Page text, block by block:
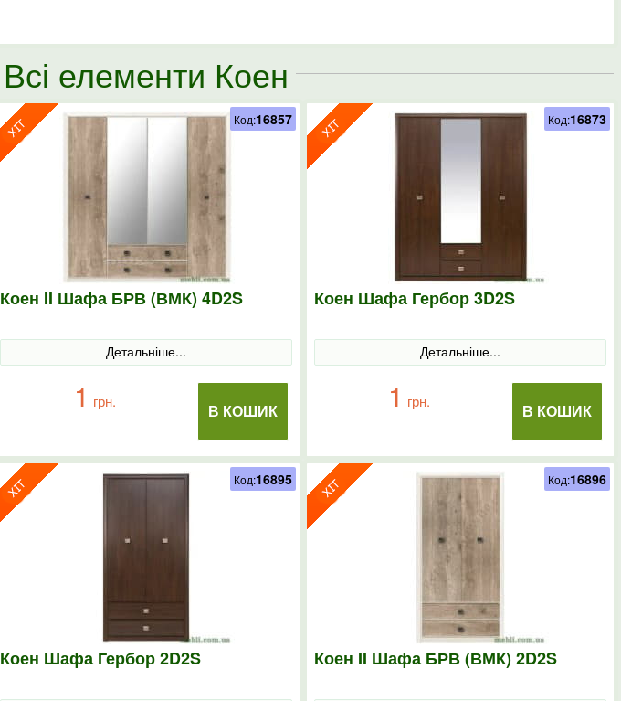
Всі елементи Коен
Коен II Шафа БРВ (ВМК) 4D2S
Детальніше...
В КОШИК
1 грн.
Код:16857
Коен Шафа Гербор 3D2S
Детальніше...
В КОШИК
1 грн.
Код:16873
Коен Шафа Гербор 2D2S
Код:16895
Коен II Шафа БРВ (ВМК) 2D2S
Код:16896